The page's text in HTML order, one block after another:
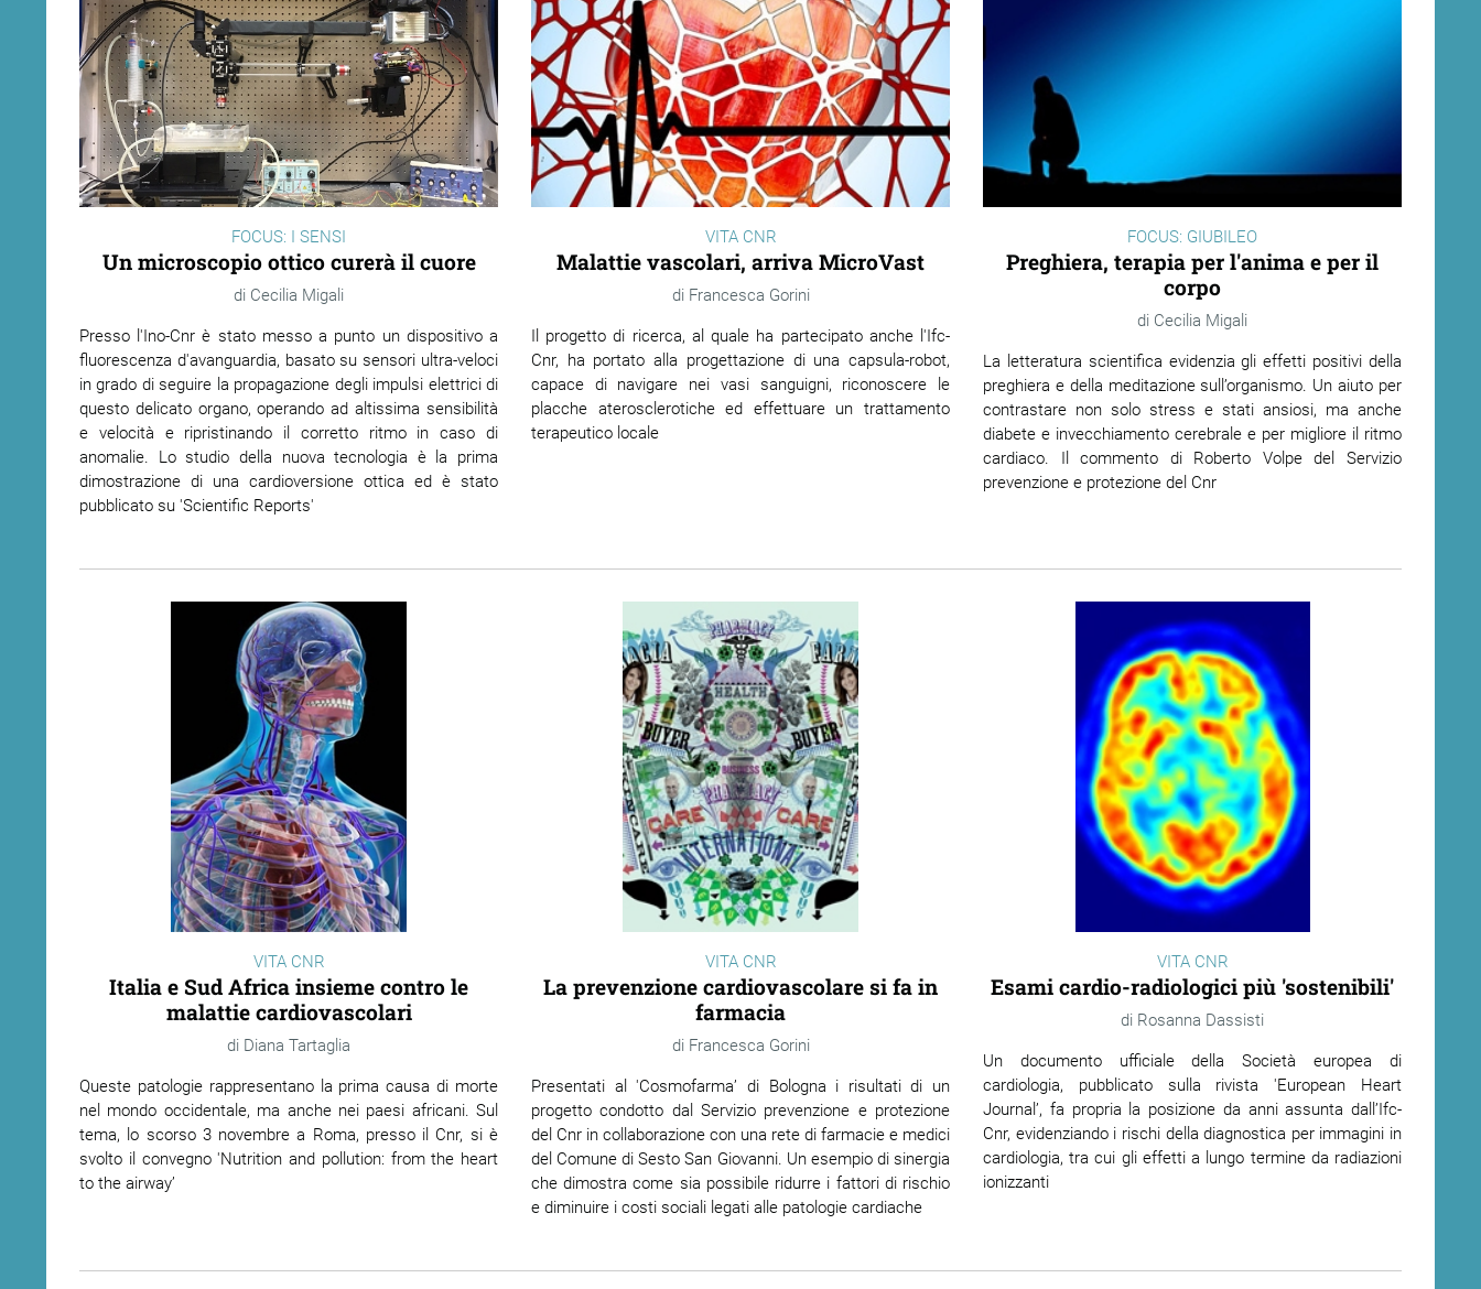
FOCUS: I SENSI
Un microscopio ottico curerà il cuore
Cecilia Migali
Presso l'Ino-Cnr è stato messo a punto un dispositivo a
fluorescenza d'avanguardia, basato su sensori ultra-veloci
in grado di seguire la propagazione degli impulsi elettrici di
questo delicato organo, operando ad altissima sensibilità
e velocità e ripristinando il corretto ritmo in caso di
anomalie. Lo studio della nuova tecnologia è la prima
dimostrazione di una cardioversione ottica ed è stato
pubblicato su 'Scientific Reports'
VITA CNR
Malattie vascolari, arriva MicroVast
Francesca Gorini
Il progetto di ricerca, al quale ha partecipato anche l'Ifc-
Cnr, ha portato alla progettazione di una capsula-robot,
capace di navigare nei vasi sanguigni, riconoscere le
placche aterosclerotiche ed effettuare un trattamento
terapeutico locale
FOCUS: GIUBILEO
Preghiera, terapia per l'anima e per il
corpo
Cecilia Migali
La letteratura scientifica evidenzia gli effetti positivi della
preghiera e della meditazione sull’organismo. Un aiuto per
contrastare non solo stress e stati ansiosi, ma anche
diabete e invecchiamento cerebrale e per migliore il ritmo
cardiaco. Il commento di Roberto Volpe del Servizio
prevenzione e protezione del Cnr
VITA CNR
Italia e Sud Africa insieme contro le
malattie cardiovascolari
Diana Tartaglia
Queste patologie rappresentano la prima causa di morte
nel mondo occidentale, ma anche nei paesi africani. Sul
tema, lo scorso 3 novembre a Roma, presso il Cnr, si è
svolto il convegno 'Nutrition and pollution: from the heart
to the airway’
VITA CNR
La prevenzione cardiovascolare si fa in
farmacia
Francesca Gorini
Presentati al 'Cosmofarma’ di Bologna i risultati di un
progetto condotto dal Servizio prevenzione e protezione
del Cnr in collaborazione con una rete di farmacie e medici
del Comune di Sesto San Giovanni. Un esempio di sinergia
che dimostra come sia possibile ridurre i fattori di rischio
e diminuire i costi sociali legati alle patologie cardiache
VITA CNR
Esami cardio-radiologici più 'sostenibili'
Rosanna Dassisti
Un documento ufficiale della Società europea di
cardiologia, pubblicato sulla rivista 'European Heart
Journal’, fa propria la posizione da anni assunta dall’Ifc-
Cnr, evidenziando i rischi della diagnostica per immagini in
cardiologia, tra cui gli effetti a lungo termine da radiazioni
ionizzanti